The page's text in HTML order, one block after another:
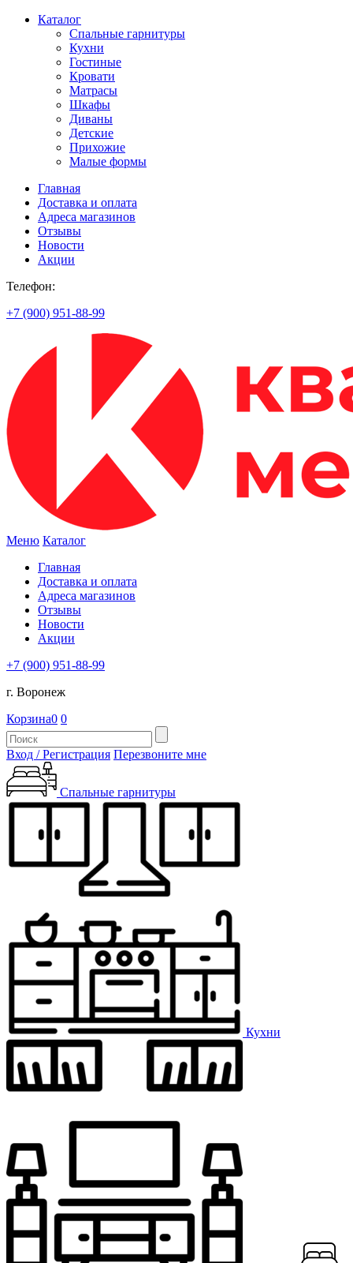
Каталог
Спальные гарнитуры
Кухни
Гостиные
Кровати
Матрасы
Шкафы
Диваны
Детские
Прихожие
Малые формы
Главная
Доставка и оплата
Адреса магазинов
Отзывы
Новости
Акции
Телефон:
+7 (900) 951-88-99
Меню Каталог
Главная
Доставка и оплата
Адреса магазинов
Отзывы
Новости
Акции
+7 (900) 951-88-99
г. Воронеж
Корзина0 0
Вход / Регистрация Перезвоните мне
Спальные гарнитуры
Кухни